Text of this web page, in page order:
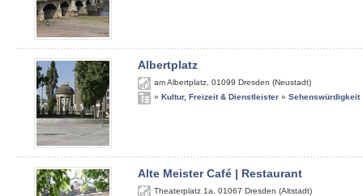
Albertplatz
am Albertplatz 01099 Dresden (Neustadt)
» Kultur, Freizeit & Dienstleister » Sehenswürdigkeit
Alte Meister Café | Restaurant
Theaterplatz 1a 01067 Dresden (Altstadt)